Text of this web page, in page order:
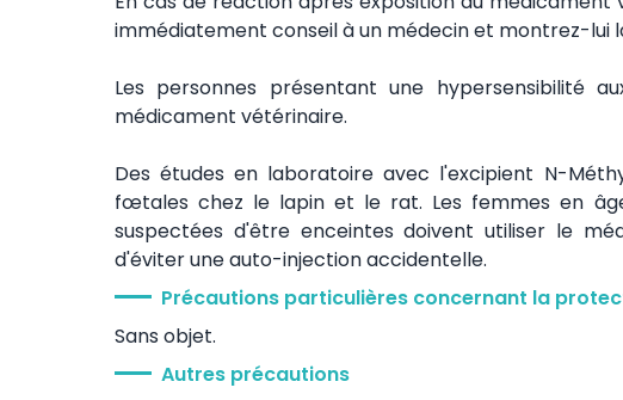
immédiatement conseil à un médecin et montrez-lui
Les personnes présentant une hypersensibilité
médicament vétérinaire.
Des études en laboratoire avec l'excipient N-
fœtales chez le lapin et le rat. Les femmes en
suspectées d'être enceintes doivent utiliser le
d'éviter une auto-injection accidentelle.
Précautions particulières concernant la
Sans objet.
Autres précautions